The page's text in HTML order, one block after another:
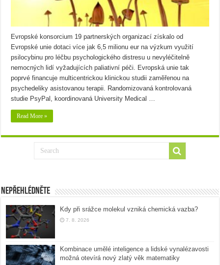
Evropské konsorcium 19 partnerských organizací získalo od
Evropské unie dotaci více jak 6,5 milionu eur na výzkum využití
psilocybinu pro léčbu psychologického distresu u nevyléčitelně
nemocných lidí vyžadujících paliativní péči. Evropská unie tak
poprvé financuje multicentrickou klinickou studii zaměřenou na
psychedeliky asistovanou terapii. Randomizovaná kontrolovaná
studie PsyPal, koordinovaná University Medical …
Read More »
Nepřehlédněte
Kdy při srážce molekul vzniká chemická vazba?
7. 8. 2026
Kombinace umělé inteligence a lidské vynalézavosti
možná otevírá nový zlatý věk matematiky